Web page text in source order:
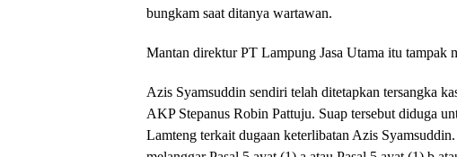
bungkam saat ditanya wartawan.
Mantan direktur PT Lampung Jasa Utama itu tampak
Azis Syamsuddin sendiri telah ditetapkan tersangka
AKP Stepanus Robin Pattuju. Suap tersebut diduga
Lamteng terkait dugaan keterlibatan Azis